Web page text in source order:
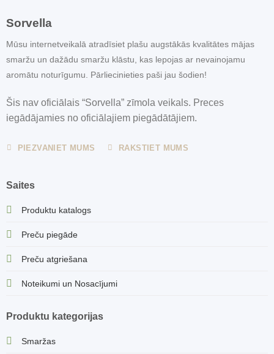
Sorvella
Mūsu internetveikalā atradīsiet plašu augstākās kvalitātes mājas
smaržu un dažādu smaržu klāstu, kas lepojas ar nevainojamu
aromātu noturīgumu. Pārliecinieties paši jau šodien!
Šis nav oficiālais “Sorvella” zīmola veikals. Preces
iegādājamies no oficiālajiem piegādātājiem.
PIEZVANIET MUMS RAKSTIET MUMS
Saites
Produktu katalogs
Preču piegāde
Preču atgriešana
Noteikumi un Nosacījumi
Produktu kategorijas
Smaržas